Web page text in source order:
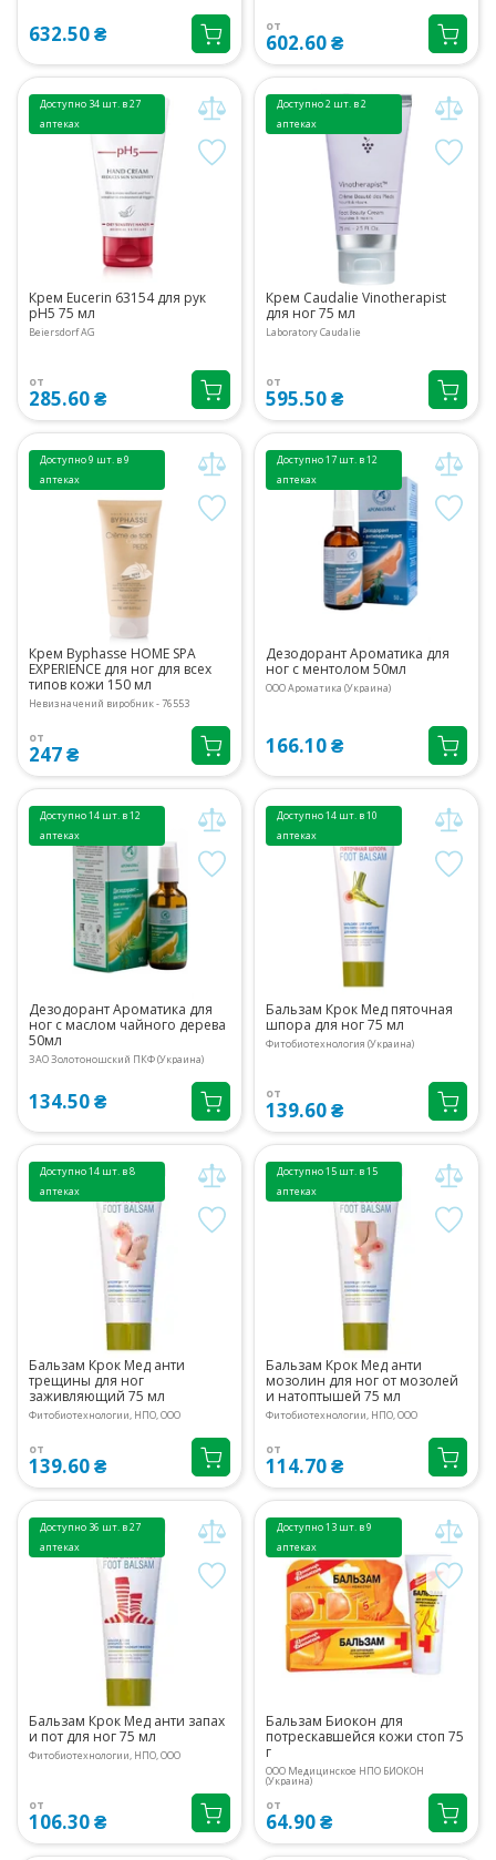
632.50 ₴ от
602.60 ₴
Доступно 34 шт. в 27
аптеках
Крем Eucerin 63154 для рук
рН5 75 мл
Beiersdorf AG
от
285.60 ₴
Доступно 2 шт. в 2
аптеках
Крем Caudalie Vinotherapist
для ног 75 мл
Laboratory Caudalie
от
595.50 ₴
Доступно 9 шт. в 9
аптеках
Крем Byphasse HOME SPA
EXPERIENCE для ног для всех
типов кожи 150 мл
Невизначений виробник - 76553
от
247 ₴
Доступно 17 шт. в 12
аптеках
Дезодорант Ароматика для
ног с ментолом 50мл
ООО Ароматика (Украина)
166.10 ₴
Доступно 14 шт. в 12
аптеках
Дезодорант Ароматика для
ног с маслом чайного дерева
50мл
ЗАО Золотоношский ПКФ (Украина)
134.50 ₴
Доступно 14 шт. в 10
аптеках
Бальзам Крок Мед пяточная
шпора для ног 75 мл
Фитобиотехнология (Украина)
от
139.60 ₴
Доступно 14 шт. в 8
аптеках
Бальзам Крок Мед анти
трещины для ног
заживляющий 75 мл
Фитобиотехнологии, НПО, ООО
от
139.60 ₴
Доступно 15 шт. в 15
аптеках
Бальзам Крок Мед анти
мозолин для ног от мозолей
и натоптышей 75 мл
Фитобиотехнологии, НПО, ООО
от
114.70 ₴
Доступно 36 шт. в 27
аптеках
Бальзам Крок Мед анти запах
и пот для ног 75 мл
Фитобиотехнологии, НПО, ООО
от
106.30 ₴
Доступно 13 шт. в 9
аптеках
Бальзам Биокон для
потрескавшейся кожи стоп 75
г
ООО Медицинское НПО БИОКОН
(Украина)
от
64.90 ₴